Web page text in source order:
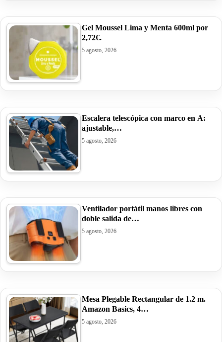
Gel Moussel Lima y Menta 600ml por
2,72€.
5 agosto, 2026
Escalera telescópica con marco en A:
ajustable,…
5 agosto, 2026
Ventilador portátil manos libres con
doble salida de…
5 agosto, 2026
Mesa Plegable Rectangular de 1.2 m.
Amazon Basics, 4…
5 agosto, 2026